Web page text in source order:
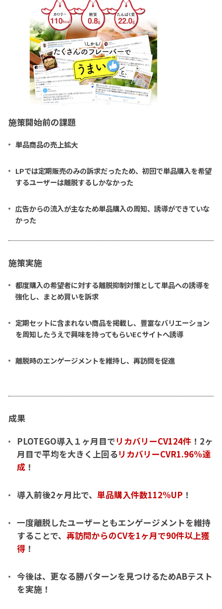
施策開始前の課題
単品商品の売上拡大
LPでは定期販売のみの訴求だったため、初回で単品購入を希望
するユーザーは離脱するしかなかった
広告からの流入が主なため単品購入の周知、誘導ができていな
かった
施策実施
都度購入の希望者に対する離脱抑制対策として単品への誘導を
強化し、まとめ買いを訴求
定期セットに含まれない商品を掲載し、豊富なバリエーション
を周知したうえで興味を持ってもらいECサイトへ誘導
離脱時のエンゲージメントを維持し、再訪問を促進
成果
PLOTEGO導入１ヶ月目でリカバリーCV124件！2ヶ
月目で平均を大きく上回るリカバリーCVR1.96%達
成！
導入前後2ヶ月比で、 単品購入件数112%UP ！
一度離脱したユーザーともエンゲージメントを維持
することで、 再訪問からのCVを1ヶ月で90件以上獲
得！
今後は、更なる勝パターンを見つけるためABテスト
を実施！